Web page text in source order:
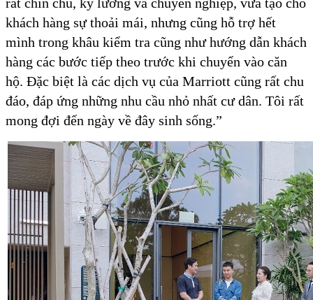
khách hàng sự thoải mái, nhưng cũng hỗ trợ hết
mình trong khâu kiểm tra cũng như hướng dẫn khách
hàng các bước tiếp theo trước khi chuyển vào căn
hộ. Đặc biệt là các dịch vụ của Marriott cũng rất chu
đáo, đáp ứng những nhu cầu nhỏ nhất cư dân. Tôi rất
mong đợi đến ngày về đây sinh sống.”